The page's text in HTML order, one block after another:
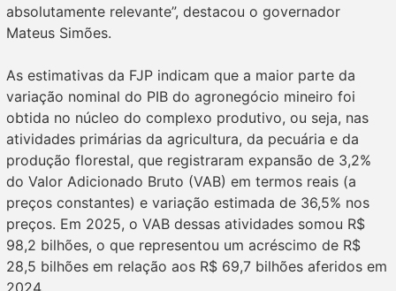
absolutamente relevante”, destacou o governador
Mateus Simões.
As estimativas da FJP indicam que a maior parte da
variação nominal do PIB do agronegócio mineiro foi
obtida no núcleo do complexo produtivo, ou seja, nas
atividades primárias da agricultura, da pecuária e da
produção florestal, que registraram expansão de 3,2%
do Valor Adicionado Bruto (VAB) em termos reais (a
preços constantes) e variação estimada de 36,5% nos
preços. Em 2025, o VAB dessas atividades somou R$
98,2 bilhões, o que representou um acréscimo de R$
28,5 bilhões em relação aos R$ 69,7 bilhões aferidos em
2024.